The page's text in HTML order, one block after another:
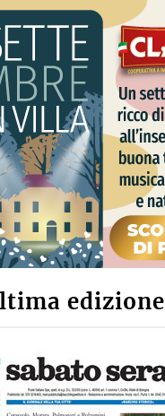
edizione